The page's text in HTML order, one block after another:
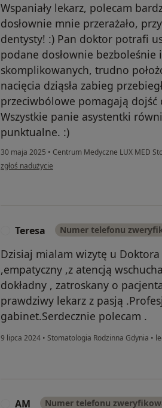
Wspaniały lekarz, polecam
dosłownie mnie przerażało,
dentysty! :) Pan doktor potrafi
podane dosłownie
skomplikowanych, trudno
nacięcia dziąsła zabieg
przeciwbólowe pomagają
Wszystkie panie asystentki
punktualne. :)
30 maja 2025 • Centrum Medyczne LUX MED
w opinii użytkownika Sylwia Puchacz
zgłoś nadużycie
Teresa Numer telefonu
Dzisiaj mialam wizytę u
,empatyczny ,z atencją
dokładny , zatroskany o
prawdziwy lekarz z pasją
gabinet.Serdecznie polecam .
9 lipca 2024 • Stomatologia Rodzinna Gdynia •
AM Numer telefonu